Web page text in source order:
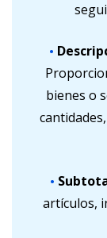
bienes o
artículos,